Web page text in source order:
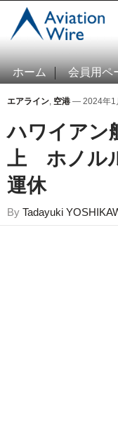
ホーム 会員用ペ
エアライン, 空港 — 2024年1
ハワイアン
上 ホノル
運休
By Tadayuki